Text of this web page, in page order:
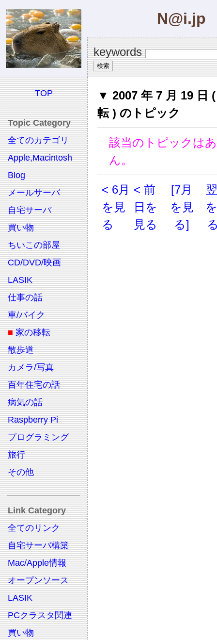
N@i.jp
keywords
TOP
Topic Category
全てのカテゴリ
Apple,Macintosh
Blog
メールサーバ
自宅サーバ
買い物
ちいこの部屋
CD/DVD/映画
LASIK
仕事の話
車/バイク
■ 家の移転
散歩道
カメラ/写真
百年住宅の話
病気の話
Raspberry Pi
プログラミング
旅行
その他
Link Category
全てのリンク
自宅サーバ構築
Mac/Apple情報
オープンソース
LASIK
PCクラスタ関連
買い物
▼ 2007 年 7 月 19 日
転 ) のトピック
該当のトピックは
ん。
< 6月
を見
る
< 前
日を
見る
[7月
を見
る]